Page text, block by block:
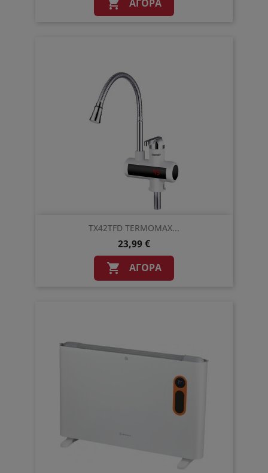
 ΑΓΟΡΆ
TX42TFD TERMOMAX...
23,99 €
 ΑΓΟΡΆ